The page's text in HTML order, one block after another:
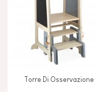
8 anni in su
Meno di 2 anni
Torre Di Osservazione